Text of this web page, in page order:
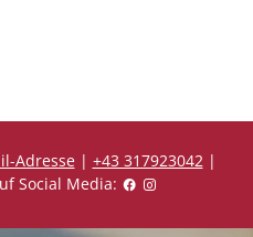
Adresse| +43 317923042|
Social Media: